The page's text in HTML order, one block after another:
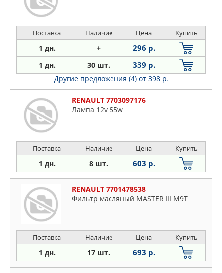
Поставка Наличие Цена Купить
1 дн. + 296 р.
1 дн. 30 шт. 339 р.
Другие предложения (4) от 398 р.
RENAULT 7703097176
Лампа 12v 55w
Поставка Наличие Цена Купить
1 дн. 8 шт. 603 р.
RENAULT 7701478538
Фильтр масляный MASTER III M9T
Поставка Наличие Цена Купить
1 дн. 17 шт. 693 р.